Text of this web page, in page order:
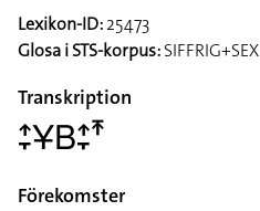
Lexikon-ID:25473
Glosa i STS-korpus:SIFFRIG+SEX
Transkription
􌤴􌥙􌥃􌤧􌤴􌥙􌥵
Förekomster